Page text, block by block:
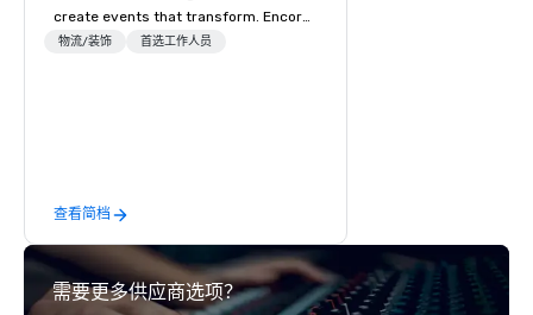
create events that transform. Encore
creates memorable event experiences
creative, advanced technology,
digital, environmental, staging, and
digital solutions for hybrid, virtual and
in-person events of any type.
物流/装饰 首选工作人员
查看简档
需要更多供应商选项？